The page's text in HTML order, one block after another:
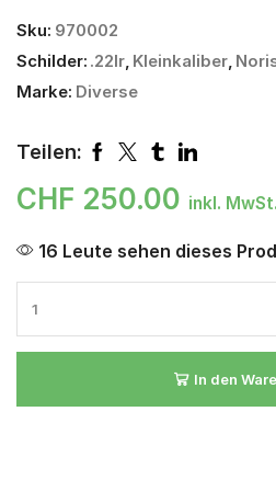
Sku: 970002
Schilder: .22lr, Kleinkaliber,
Marke: Diverse
Teilen:
CHF 250.00 inkl. MwSt.
16 Leute sehen dieses
In den